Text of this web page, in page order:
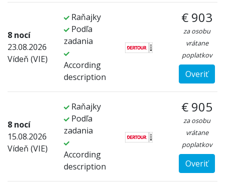
8 nocí
23.08.2026
Vídeň (VIE)
Raňajky
Podľa
zadania
According
description
€ 903
za osobu
vrátane
poplatkov
Overiť
8 nocí
15.08.2026
Vídeň (VIE)
Raňajky
Podľa
zadania
According
description
€ 905
za osobu
vrátane
poplatkov
Overiť